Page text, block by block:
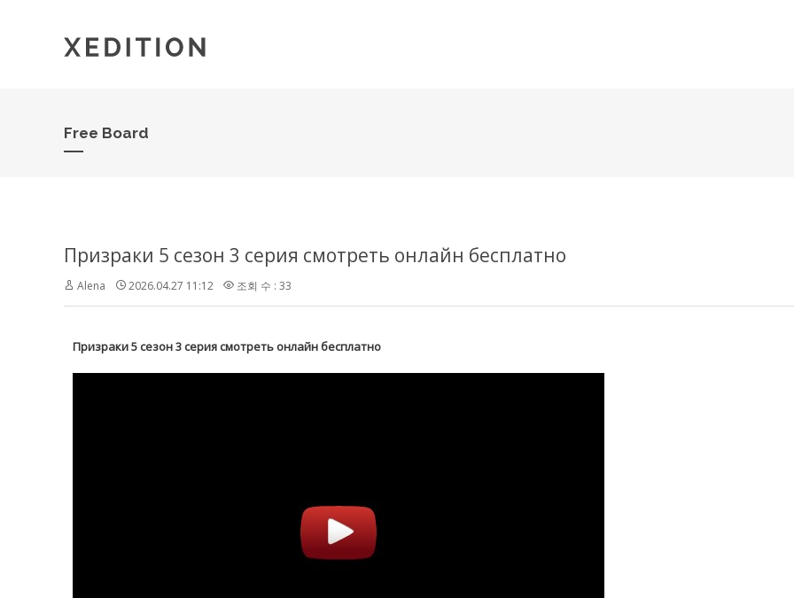
Free Board
Призраки 5 сезон 3 серия смотреть онлайн бесплатно
Alena 2026.04.27 11:12 조회 수 : 33
Призраки 5 сезон 3 серия смотреть онлайн бесплатно